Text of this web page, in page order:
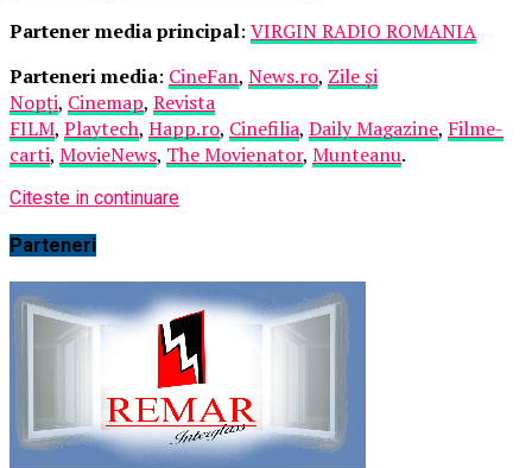
Partener media principal: VIRGIN RADIO ROMANIA
Parteneri media: CineFan, News.ro, Zile și
Nopți, Cinemap, Revista
FILM, Playtech, Happ.ro, Cinefilia, Daily Magazine, Filme-
carti, MovieNews, The Movienator, Munteanu.
Citeste in continuare
Parteneri